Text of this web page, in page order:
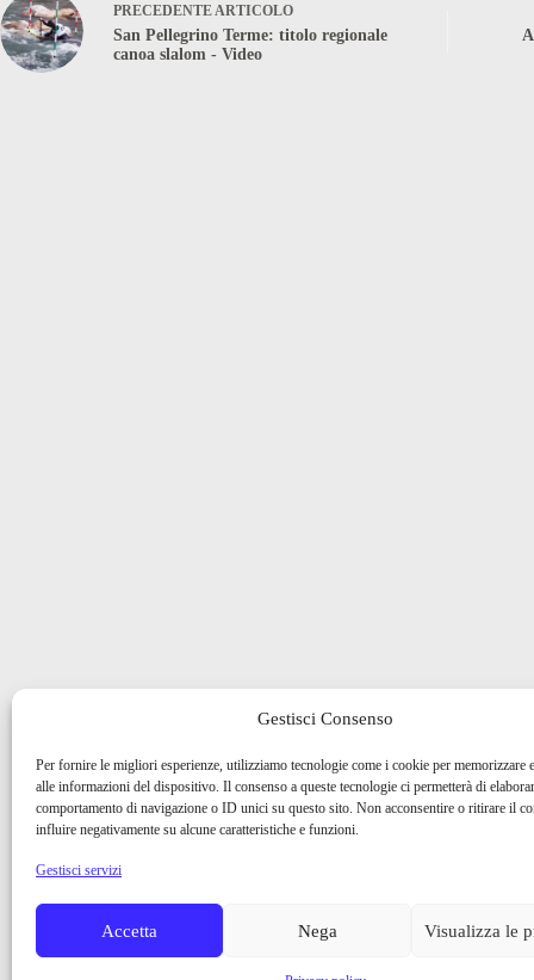
Gestisci Consenso
Per fornire le migliori esperienze, utilizziamo tecnologie come i cookie per memorizzare
alle informazioni del dispositivo. Il consenso a queste tecnologie ci permetterà di
comportamento di navigazione o ID unici su questo sito. Non acconsentire o ritirare il
influire negativamente su alcune caratteristiche e funzioni.
Gestisci servizi
Accetta Nega Visualizza le
PRECEDENTE ARTICOLO
San Pellegrino Terme: titolo regionale
canoa slalom - Video